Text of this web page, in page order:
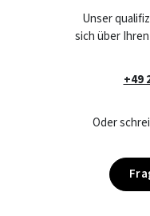
Unser
sich über
+49
Oder